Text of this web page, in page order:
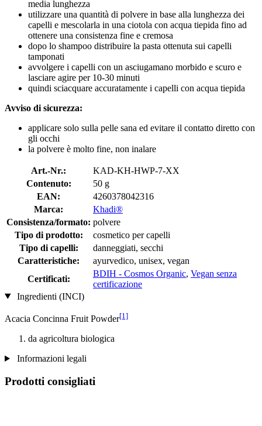
media lunghezza
utilizzare una quantità di polvere in base alla lunghezza dei
capelli e mescolarla in una ciotola con acqua tiepida fino ad
ottenere una consistenza fine e cremosa
dopo lo shampoo distribuire la pasta ottenuta sui capelli
tamponati
avvolgere i capelli con un asciugamano morbido e scuro e
lasciare agire per 10-30 minuti
quindi sciacquare accuratamente i capelli con acqua tiepida
Avviso di sicurezza:
applicare solo sulla pelle sana ed evitare il contatto diretto con
gli occhi
la polvere è molto fine, non inalare
Art.-Nr.:
KAD-KH-HWP-7-XX
Contenuto:
50 g
EAN:
4260378042316
Marca:
Khadi®
Consistenza/formato: polvere
Tipo di prodotto:
cosmetico per capelli
Tipo di capelli:
danneggiati, secchi
Caratteristiche:
ayurvedico, unisex, vegan
Certificati:
BDIH - Cosmos Organic, Vegan senza
certificazione
Ingredienti (INCI)
Acacia Concinna Fruit Powder[1]
da agricoltura biologica
Informazioni legali
Prodotti consigliati